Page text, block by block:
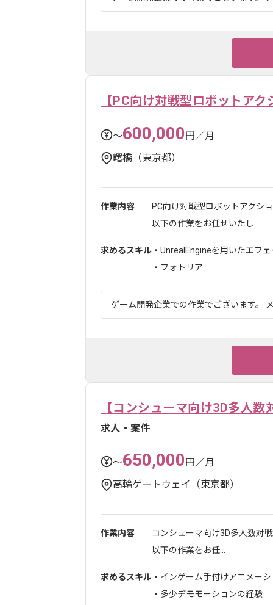
【PC向け対戦型ロボットア
〜600,000円／月
曙橋（東京都）
作業内容
PC向け対戦型ロボットアクシ
以下の作業をお任せいたし...
求めるスキル ・UnrealEngineを用いたエフ
・フォトリア...
ゲーム開発企業での作業でございます。
【コンシューマ向け3D多人
求人・案件
〜650,000円／月
高輪ゲートウェイ（東京都）
作業内容
コンシューマ向け3D多人数対
以下の作業をお任...
求めるスキル ・インゲーム手付けアニメー
・多少デモモーションの経験